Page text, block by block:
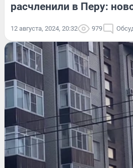
расчленили в Перу:
12 августа, 2024, 20:32 979